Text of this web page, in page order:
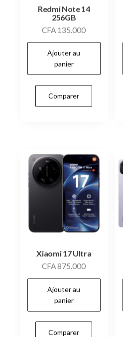
Redmi Note 14
256GB
CFA 135.000
Ajouter au
panier
Comparer
Xiaomi 17 Ultra
CFA875.000
Ajouter au
panier
Comparer